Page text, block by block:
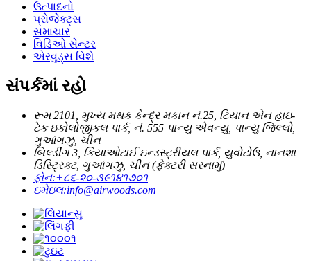
ઉત્પાદનો
પ્રોજેક્ટ્સ
સમાચાર
વિડિઓ સેન્ટર
એરવુડ્સ વિશે
સંપર્કમાં રહો
રૂમ 2101, મુખ્ય મથક કેન્દ્ર મકાન નં.25, ટિયાન એન હાઇ-
ટેક ઇકોલોજીકલ પાર્ક, નં. 555 પાન્યુ એવન્યુ, પાન્યુ જિલ્લો,
ગુઆંગઝુ, ચીન
બિલ્ડીંગ 3, કિયાઓટાઈ ઇન્ડસ્ટ્રીયલ પાર્ક, યુવોટોઉ, નાનશા
ડિસ્ટ્રિક્ટ, ગુઆંગઝુ, ચીન (ફેક્ટરી સરનામું)
ફોન:+૮૬-૨૦-૩૯૧૪૧૭૦૧
ઇમેઇલ:info@airwoods.com